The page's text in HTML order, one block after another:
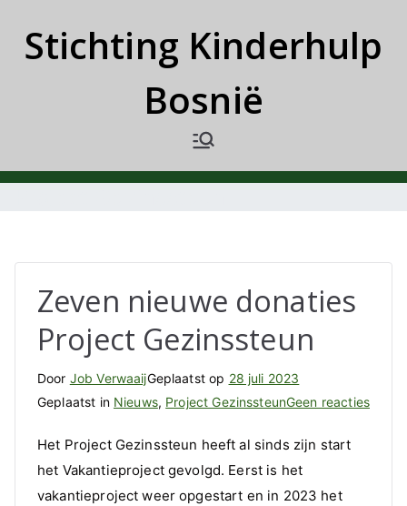
naarStichting Kinderhulp
Bosnië
Zeven nieuwe donaties
Project Gezinssteun
Door Job VerwaaijGeplaatst op 28 juli 2023
Geplaatst in Nieuws, Project GezinssteunGeen reactiesop
Het Project Gezinssteun heeft al sinds zijn start
het Vakantieproject gevolgd. Eerst is het
vakantieproject weer opgestart en in 2023 het